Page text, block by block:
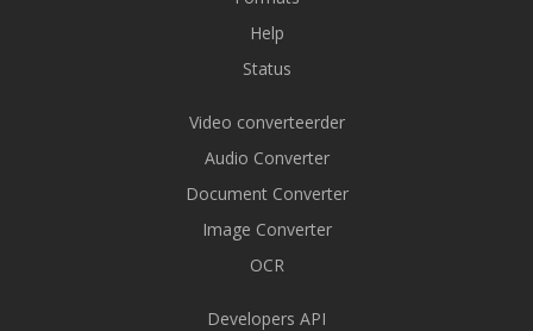
Help
Status
Video converteerder
Audio Converter
Document Converter
Image Converter
OCR
Developers API